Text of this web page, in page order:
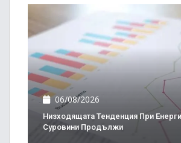
06/08/2026
Низходящата Тенденция При
Суровини Продължи